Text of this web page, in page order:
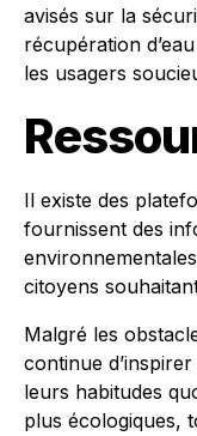
avisés sur la
récupération
les usagers
Il existe des
fournissent des
citoyens
Malgré les
continue
leurs habitudes
plus écologiques,